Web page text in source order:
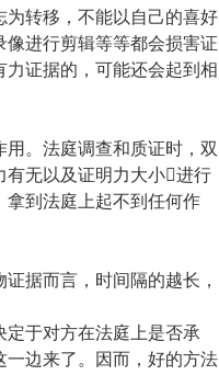
转移，不能以自己的喜好
进行剪辑等等都会损害证
证据的，可能还会起到相
。法庭调查和质证时，双
有无以及证明力大小进行
拿到法庭上起不到任何作
据而言，时间隔的越长，
于对方在法庭上是否承
边来了。因而，好的方法